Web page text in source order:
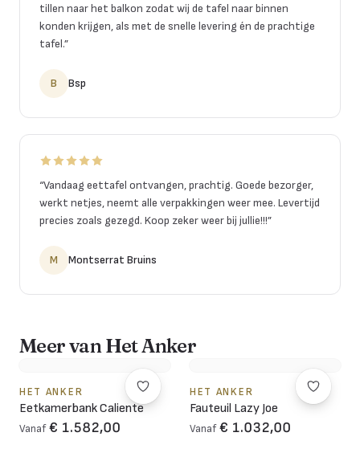
tillen naar het balkon zodat wij de tafel naar binnen
konden krijgen, als met de snelle levering én de prachtige
tafel.”
B Bsp
“Vandaag eettafel ontvangen, prachtig. Goede bezorger,
werkt netjes, neemt alle verpakkingen weer mee. Levertijd
precies zoals gezegd. Koop zeker weer bij jullie!!!”
M Montserrat Bruins
Meer van Het Anker
HET ANKER
Eetkamerbank Caliente
Vanaf € 1.582,00
HET ANKER
Fauteuil Lazy Joe
Vanaf € 1.032,00